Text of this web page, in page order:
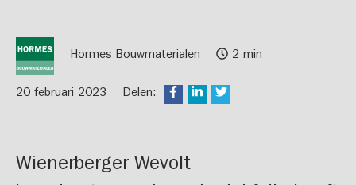
Hormes Bouwmaterialen 2 min
20 februari 2023 Delen:
Wienerberger Wevolt